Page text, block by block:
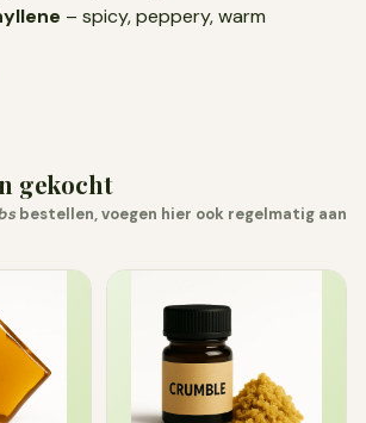
– spicy, peppery, warm
gekocht
bestellen, voegen hier ook regelmatig aan